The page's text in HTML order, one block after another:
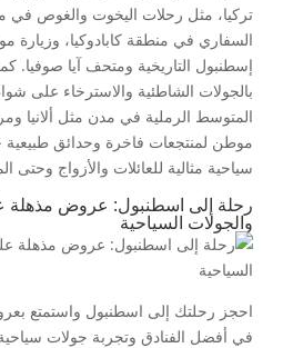
تركيا، مثل رحلات اليخوت والغوص في
السفاري في منطقة كابادوكيا، وزيارة
إسطنبول التاريخية ومتحف آيا صوفيا.
بالجولات الشاطئية والاسترخاء على
المتوسط الرملية في مدن مثل ألانيا
موطن لمنتجعات فاخرة وحدائق طبيعية
سياحية مثالية للعائلات والأزواج وحتى
رحلة إلى اسطنبول: عروض مذهلة
والجولات السياحية
احجز رحلتك إلى اسطنبول واستمتع
في أفضل الفنادق وتجربة جولات